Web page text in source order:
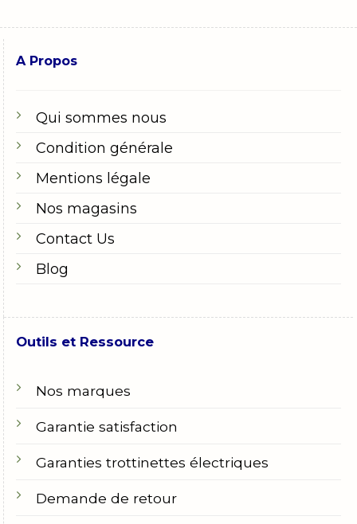
A Propos
Qui sommes nous
Condition générale
Mentions légale
Nos magasins
Contact Us
Blog
Outils et Ressource
Nos marques
Garantie satisfaction
Garanties trottinettes électriques
Demande de retour